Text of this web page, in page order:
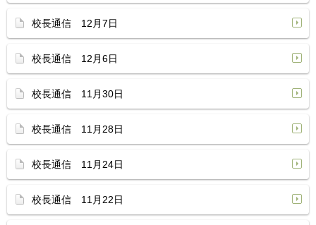
校長通信 12月7日
校長通信 12月6日
校長通信 11月30日
校長通信 11月28日
校長通信 11月24日
校長通信 11月22日